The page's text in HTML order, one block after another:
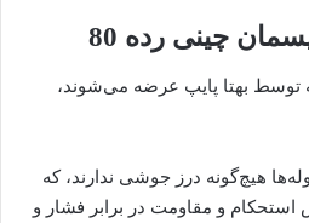
چینی رده 80
مانیسمان رده 80 که توسط بهتا پایپ عرضه می‌شوند،
هیچ‌گونه درز جوشی ندارند، که
استحکام و مقاومت در برابر فشار و